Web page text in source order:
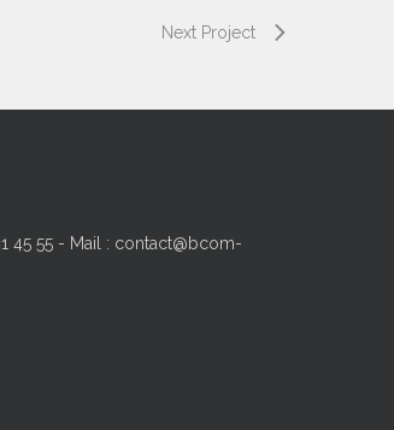
Next Project
45 55 - Mail : contact@bcom-